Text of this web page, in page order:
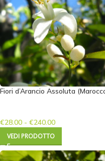
Fiori d’Arancio Assoluta
€28.00 - €240.00
VEDI PRODOTTO